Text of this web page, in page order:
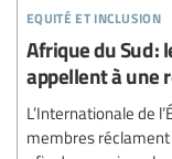
equité et inclusion
Afrique du Sud :
appellent à une
L’Internationale de
membres